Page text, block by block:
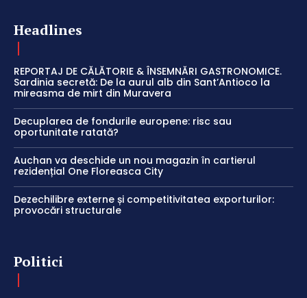
Headlines
REPORTAJ DE CĂLĂTORIE & ÎNSEMNĂRI GASTRONOMICE.
Sardinia secretă: De la aurul alb din Sant’Antioco la
mireasma de mirt din Muravera
Decuplarea de fondurile europene: risc sau
oportunitate ratată?
Auchan va deschide un nou magazin în cartierul
rezidențial One Floreasca City
Dezechilibre externe și competitivitatea exporturilor:
provocări structurale
Politici